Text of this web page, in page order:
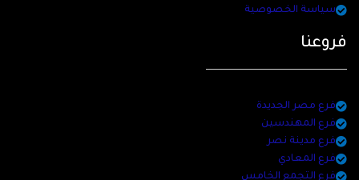
سياسة الخصوصية
فروعنا
فرع مصر الجديدة
فرع المهندسين
فرع مدينة نصر
فرع المعادي
فرع التجمع الخامس